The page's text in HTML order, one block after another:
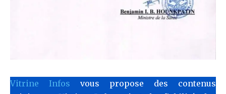
Vitrine Infos vous propose des contenus